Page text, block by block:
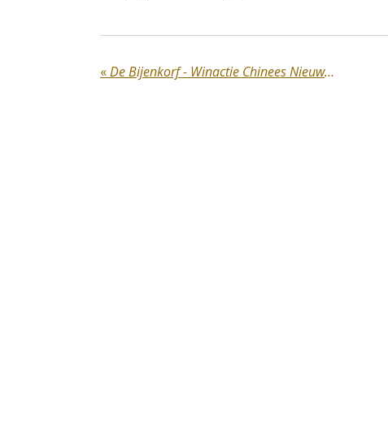
« De Bijenkorf - Winactie Chinees Nieuwjaar